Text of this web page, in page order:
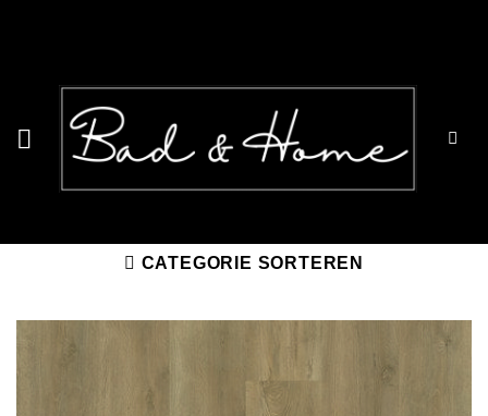
CATEGORIE SORTEREN